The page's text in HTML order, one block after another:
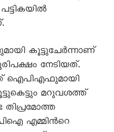
കൂട്ടുചേര്‍ന്നാണ്
നേടിയത്.
ഐപിഎഫുമായി
മറുവശത്ത്
എമ്മിന്‍റെ